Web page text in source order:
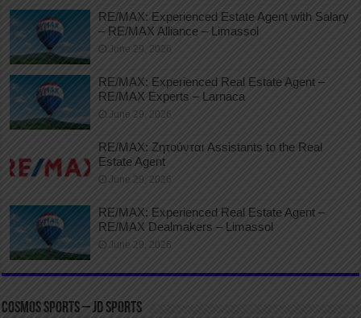
RE/MAX: Experienced Estate Agent with Salary
– RE/MAX Alliance – Limassol
June 29, 2026
RE/MAX: Experienced Real Estate Agent –
RE/MAX Experts – Larnaca
June 29, 2026
RE/MAX: Ζητούνται Assistants to the Real
Estate Agent
June 29, 2026
RE/MAX: Experienced Real Estate Agent –
RE/MAX Dealmakers – Limassol
June 29, 2026
COSMOS SPORTS – JD SPORTS